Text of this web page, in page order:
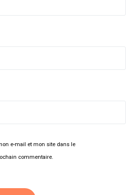
e-mail et mon site dans le
commentaire.